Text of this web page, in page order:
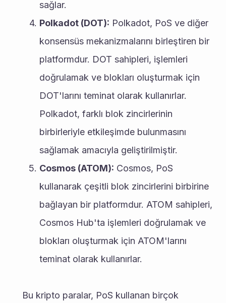
sağlar.
Polkadot (DOT): Polkadot, PoS ve diğer
konsensüs mekanizmalarını birleştiren bir
platformdur. DOT sahipleri, işlemleri
doğrulamak ve blokları oluşturmak için
DOT'larını teminat olarak kullanırlar.
Polkadot, farklı blok zincirlerinin
birbirleriyle etkileşimde bulunmasını
sağlamak amacıyla geliştirilmiştir.
Cosmos (ATOM): Cosmos, PoS
kullanarak çeşitli blok zincirlerini birbirine
bağlayan bir platformdur. ATOM sahipleri,
Cosmos Hub'ta işlemleri doğrulamak ve
blokları oluşturmak için ATOM'larını
teminat olarak kullanırlar.